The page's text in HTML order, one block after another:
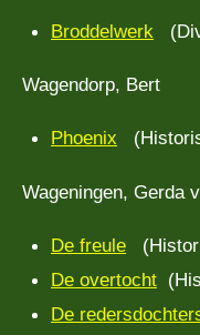
Broddelwerk
Wagendorp, Bert
Phoenix
Wageningen, Gerda
De freule
De overtocht
De